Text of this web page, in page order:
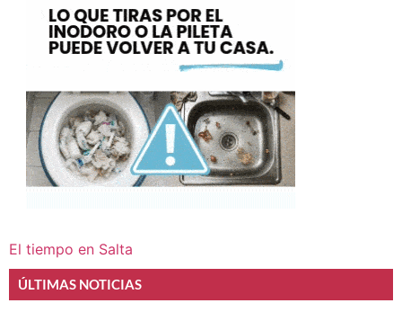
El tiempo en Salta
ÚLTIMAS NOTICIAS